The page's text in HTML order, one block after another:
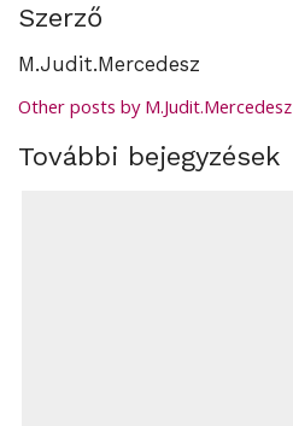
Szerző
M.Judit.Mercedesz
Other posts by M.Judit.Mercedesz
További bejegyzések